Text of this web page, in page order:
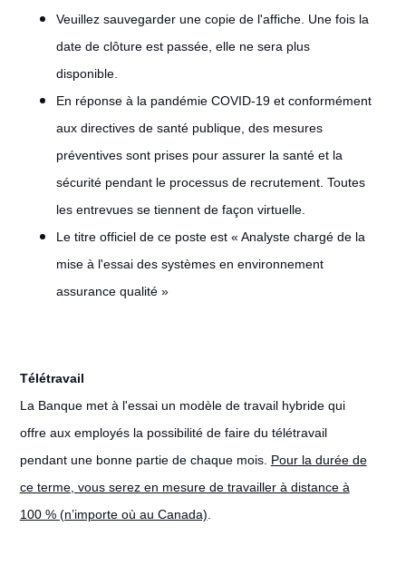
Veuillez sauvegarder une copie de l'affiche. Une fois la
date de clôture est passée, elle ne sera plus
disponible.
En réponse à la pandémie COVID-19 et conformément
aux directives de santé publique, des mesures
préventives sont prises pour assurer la santé et la
sécurité pendant le processus de recrutement. Toutes
les entrevues se tiennent de façon virtuelle.
Le titre officiel de ce poste est « Analyste chargé de la
mise à l'essai des systèmes en environnement
assurance qualité »
Télétravail
La Banque met à l'essai un modèle de travail hybride qui
offre aux employés la possibilité de faire du télétravail
pendant une bonne partie de chaque mois. Pour la durée de
ce terme, vous serez en mesure de travailler à distance à
100 % (n’importe où au Canada)